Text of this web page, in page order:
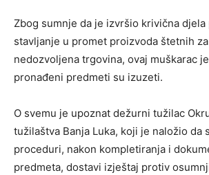
Zbog sumnje da je izvršio krivična
stavljanje u promet proizvoda štetnih
nedozvoljena trgovina, ovaj muškarac
pronađeni predmeti su izuzeti.
O svemu je upoznat dežurni tužilac
tužilaštva Banja Luka, koji je naložio da
proceduri, nakon kompletiranja i
predmeta, dostavi izještaj protiv